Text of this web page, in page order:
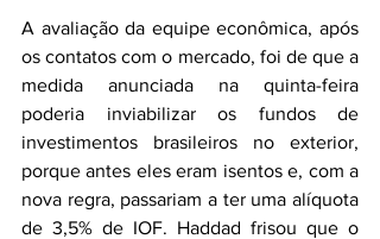
A avaliação da equipe econômica, após
os contatos com o mercado, foi de que a
medida anunciada na quinta-feira
poderia inviabilizar os fundos de
investimentos brasileiros no exterior,
porque antes eles eram isentos e, com a
nova regra, passariam a ter uma alíquota
de 3,5% de IOF. Haddad frisou que o